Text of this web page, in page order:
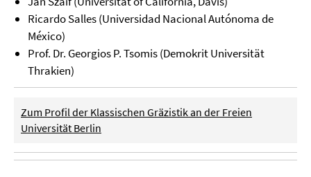
Ricardo Salles (Universidad Nacional Autónoma de
México)
Prof. Dr. Georgios P. Tsomis (Demokrit Universität
Thrakien)
Zum Profil der Klassischen Gräzistik an der Freien
Universität Berlin